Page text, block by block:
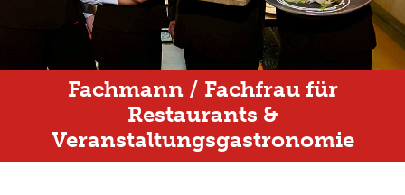
Fachmann / Fachfrau für
Restaurants &
Veranstaltungsgastronomie